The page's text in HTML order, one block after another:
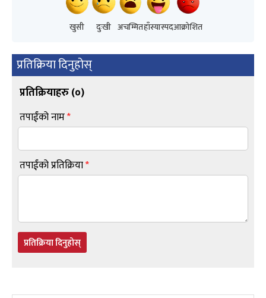
खुसी दुःखी अचम्मितहाँस्यास्पदआक्रोशित
प्रतिक्रिया दिनुहोस्
प्रतिक्रियाहरु (०)
तपाईंको नाम*
तपाईंको प्रतिक्रिया*
प्रतिक्रिया दिनुहोस्